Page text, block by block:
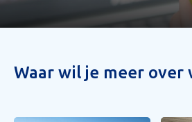
Waar wil je meer over